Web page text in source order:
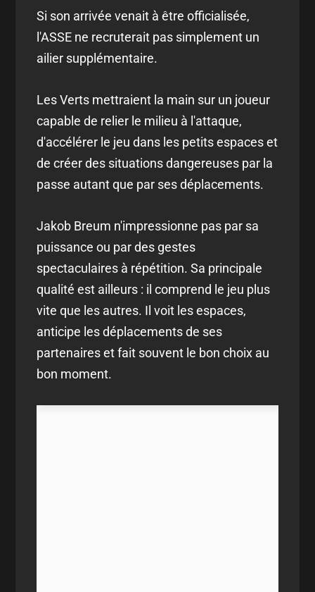
Si son arrivée venait à être officialisée,
l'ASSE ne recruterait pas simplement un
ailier supplémentaire.
Les Verts mettraient la main sur un joueur
capable de relier le milieu à l'attaque,
d'accélérer le jeu dans les petits espaces et
de créer des situations dangereuses par la
passe autant que par ses déplacements.
Jakob Breum n'impressionne pas par sa
puissance ou par des gestes
spectaculaires à répétition. Sa principale
qualité est ailleurs : il comprend le jeu plus
vite que les autres. Il voit les espaces,
anticipe les déplacements de ses
partenaires et fait souvent le bon choix au
bon moment.